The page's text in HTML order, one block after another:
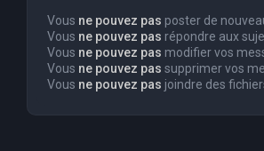
Vous ne pouvez pas poster de
Vous ne pouvez pas répondre aux
Vous ne pouvez pas modifier vos
Vous ne pouvez pas supprimer vos
Vous ne pouvez pas joindre des